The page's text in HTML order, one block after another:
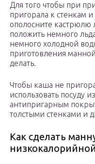
Для того чтобы при
пригорала к стенкам
ополосните кастрюлю
положить немного
немного холодной
приготовления
делать.
Чтобы каша не
использовать посуду
антипригарным
толстыми стенками и
Как сделать
низкокалорийной